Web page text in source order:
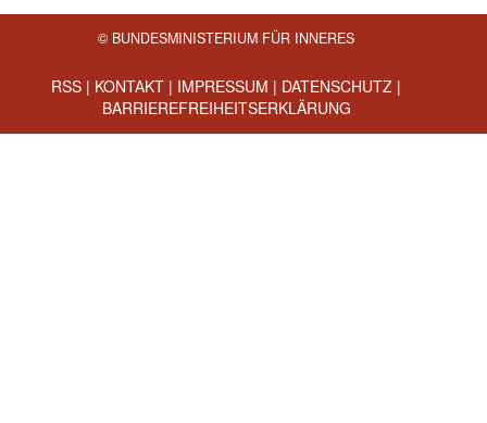
© BUNDESMINISTERIUM FÜR INNERES
RSS | KONTAKT | IMPRESSUM | DATENSCHUTZ |
BARRIEREFREIHEITSERKLÄRUNG